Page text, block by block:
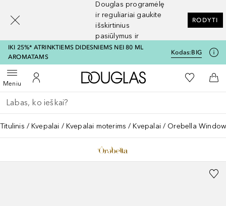
Douglas programėlę
ir reguliariai gaukite
išskirtinius
pasiūlymus ir
nuolaidas
RODYTI
IKI 25%* ATRINKTIEMS DIDESNIEMS NEI 80 ML
AROMATAMS
Kodas:BIG
MeniuAtidaryti meniuĮ mano paskyrą
Į Douglas pagrindinį
Į mano
Į
Grįžk atgal
Vykdykite paiešką
Titulinis Kvepalai Kvepalai moterims Kvepalai Orebella
[navigation.slideout.screenreader]